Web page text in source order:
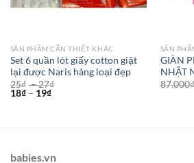
SẢN PHẦM CẦN THIẾT KHÁC
Set 6 quần lót giấy cotton giặt
lại được Naris hàng loại đẹp
25₫ –27₫
18₫– 19₫
SẢN
GIÀN
NHẬT
87.000₫
babies.vn